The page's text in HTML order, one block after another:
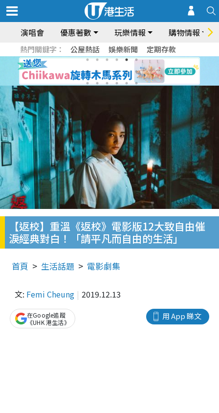
演唱會 優惠著數 玩樂情報 購物情報
熱門關鍵字： 公屋熱話 娛樂新聞 定期存款
【返校】重溫《返校》電影版12大致自由催
淚經典對白！「請平凡而自由的生活」
首頁 生活話題 電影劇集
文: Femi Cheung 2019.12.13
用 App 睇文
在Google追蹤
《UHK 港生活》